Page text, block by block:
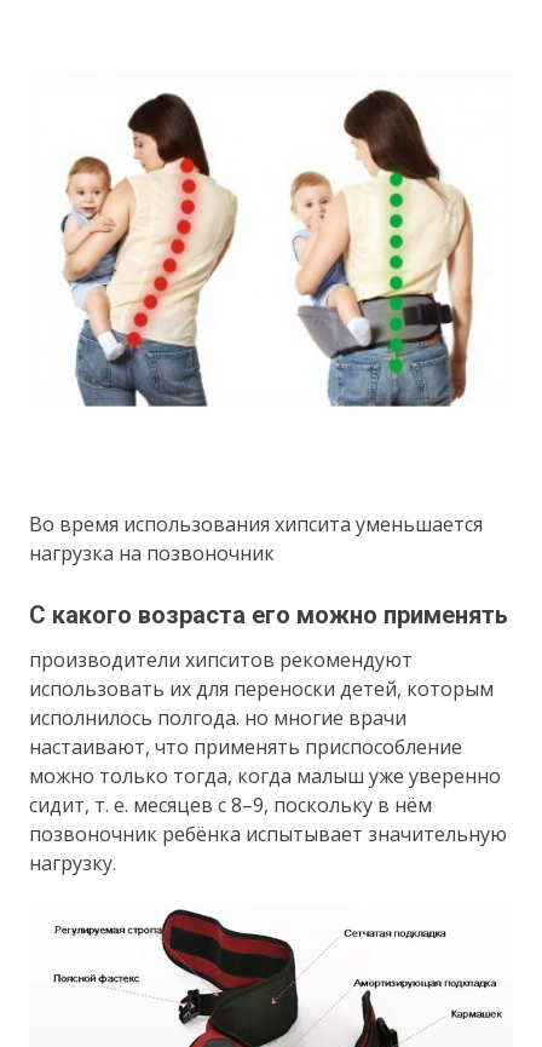
Во время использования хипсита уменьшается
нагрузка на позвоночник
С какого возраста его можно применять
производители хипситов рекомендуют
использовать их для переноски детей, которым
исполнилось полгода. но многие врачи
настаивают, что применять приспособление
можно только тогда, когда малыш уже уверенно
сидит, т. е. месяцев с 8–9, поскольку в нём
позвоночник ребёнка испытывает значительную
нагрузку.